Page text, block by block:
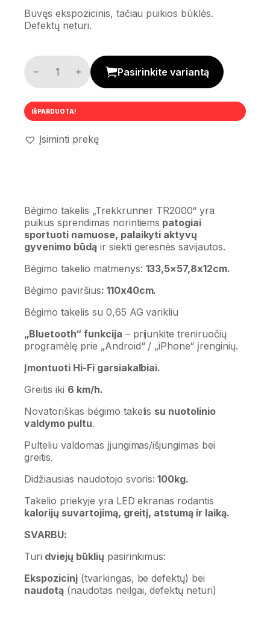
Buvęs ekspozicinis, tačiau puikios būklės.
Defektų neturi.
Bėgimo takelis 'Trekkrunner TR2000' kiekis
Pasirinkite variantą
IŠPARDUOTA!
Įsiminti prekę
Bėgimo takelis „Trekkrunner TR2000“ yra
puikus sprendimas norintiems patogiai
sportuoti namuose, palaikyti aktyvų
gyvenimo būdąir siekti geresnės savijautos.
Bėgimo takelio matmenys: 133,5×57,8x12cm.
Bėgimo paviršius: 110x40cm.
Bėgimo takelis su 0,65 AG varikliu
„Bluetooth“ funkcija – prijunkite treniruočių
programėlę prie „Android“ / „iPhone“ įrenginių.
Įmontuoti Hi-Fi garsiakalbiai.
Greitis iki 6 km/h.
Novatoriškas bėgimo takelis su nuotolinio
valdymo pultu.
Pulteliu valdomas įjungimas/išjungimas bei
greitis.
Didžiausias naudotojo svoris: 100kg.
Takelio priekyje yra LED ekranas rodantis
kalorijų suvartojimą, greitį, atstumą ir laiką.
SVARBU:
Turi dviejų būklių pasirinkimus:
Ekspozicinį(tvarkingas, be defektų) bei
naudotą(naudotas neilgai, defektų neturi)